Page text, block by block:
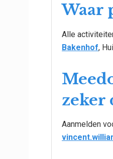
Waar
Alle
Bakenhof,
zeker
Aanmelden